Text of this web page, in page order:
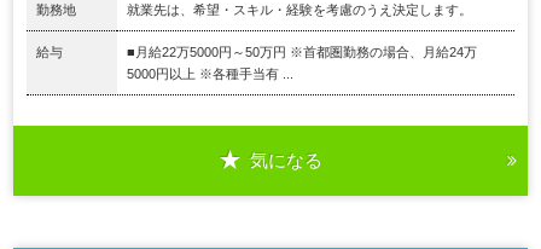
勤務地 就業先は、希望・スキル・経験を考慮のうえ決定します。
給与
■月給22万5000円～50万円 ※首都圏勤務の場合、月給24万
5000円以上 ※各種手当有 ...
気になる